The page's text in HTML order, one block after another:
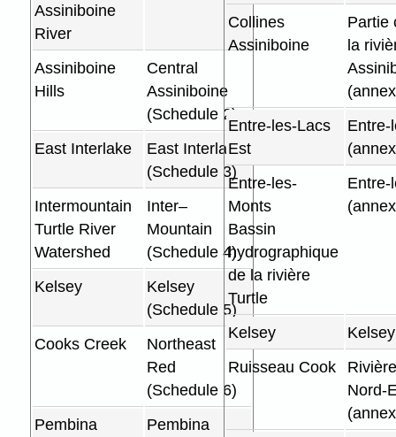
Assiniboine
River
Assiniboine
Hills
Central
Assiniboine
(Schedule 2)
East Interlake
East Interlake
(Schedule 3)
Intermountain
Turtle River
Watershed
Inter–
Mountain
(Schedule 4)
Kelsey
Kelsey
(Schedule 5)
Cooks Creek
Northeast
Red
(Schedule 6)
Pembina
Pembina
Collines
Assiniboine
Partie
la
Entre-les-Lacs
Est
Entre-
Entre-les-
Monts
Bassin
hydrographique
de la rivière
Turtle
Entre-
Kelsey
Ruisseau Cook
Nord-